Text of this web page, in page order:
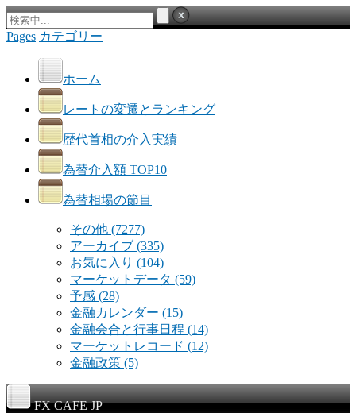
Pages カテゴリー
ホーム
レートの変遷とランキング
歴代首相の介入実績
為替介入額 TOP10
為替相場の節目
その他 (7277)
アーカイブ (335)
お気に入り (104)
マーケットデータ (59)
予感 (28)
金融カレンダー (15)
金融会合と行事日程 (14)
マーケットレコード (12)
金融政策 (5)
FX CAFE JP